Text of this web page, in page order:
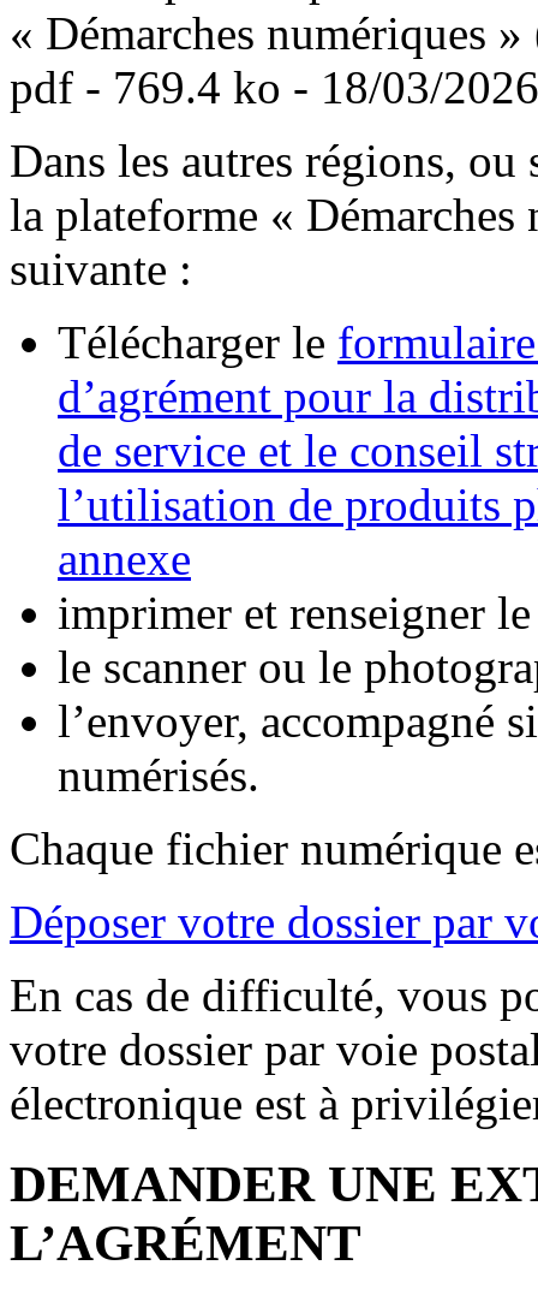
« Démarches numériques »
pdf - 769.4 ko - 18/03/
Dans les autres régions,
la plateforme « Démarches
suivante :
Télécharger le
d’agrément pour la
de service et le conseil
l’utilisation de produits
annexe
imprimer et renseigner
le scanner ou le
l’envoyer, accompagné
numérisés.
Chaque fichier numérique
Déposer votre dossier par
En cas de difficulté, vous
votre dossier par voie
électronique est à
DEMANDER UNE
L’AGRÉMENT